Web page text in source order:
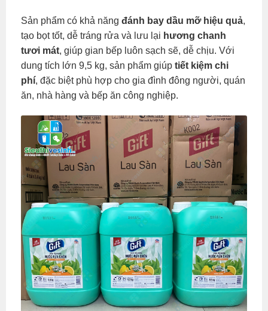
Sản phẩm có khả năng đánh bay dầu mỡ hiệu quả,
tạo bọt tốt, dễ tráng rửa và lưu lại hương chanh
tươi mát, giúp gian bếp luôn sạch sẽ, dễ chịu. Với
dung tích lớn 9,5 kg, sản phẩm giúp tiết kiệm chi
phí, đặc biệt phù hợp cho gia đình đông người, quán
ăn, nhà hàng và bếp ăn công nghiệp.